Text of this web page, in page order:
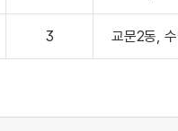
3 교문2동,